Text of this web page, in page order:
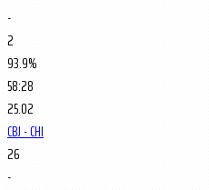
-
2
93.9%
58:28
25.02
CBJ - CHI
26
-